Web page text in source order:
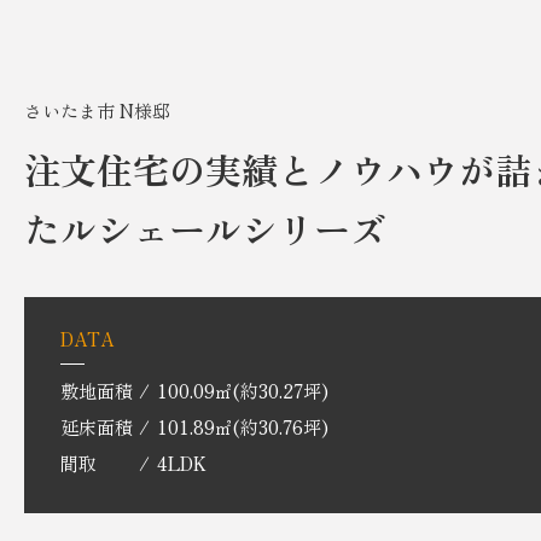
さいたま市 N様邸
注文住宅の実績とノウハウが
たルシェールシリーズ
DATA
敷地面積
100.09㎡(約30.27坪)
延床面積
101.89㎡(約30.76坪)
間取
4LDK